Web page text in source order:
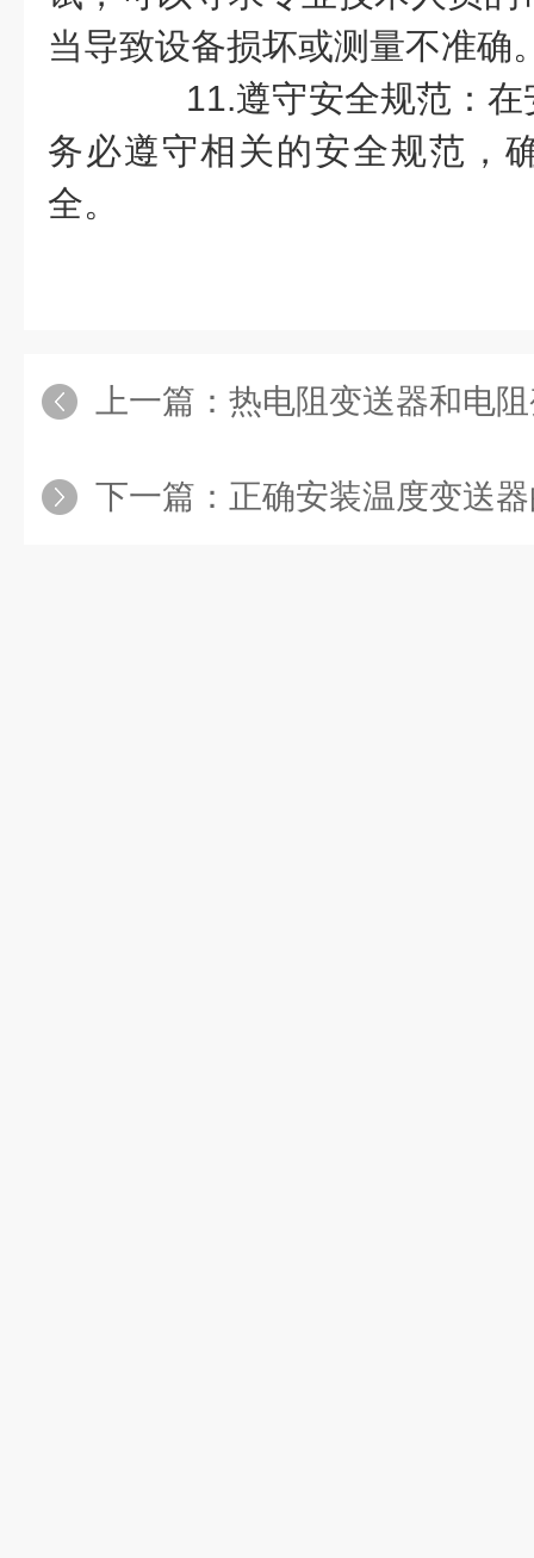
当导致设备损坏或测量不准确
11.遵守安全规范：在
务必遵守相关的安全规范，
全。
上一篇： 热电阻变送器和电阻
下一篇： 正确安装温度变送